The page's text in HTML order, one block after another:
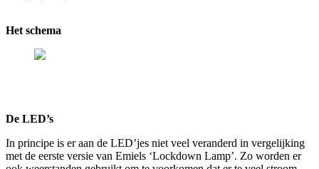
Het schema
De LED’s
In principe is er aan de LED’jes niet veel veranderd in vergelijking
met de eerste versie van Emiels ‘Lockdown Lamp’. Zo worden er